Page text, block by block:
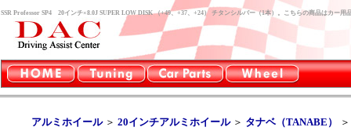
SSR Professor SP4 20インチ×8.0J SUPER LOW DISK （+49、+37、+24） チタンシルバー（1本）。こちらの商品はカー用
アルミホイール＞ 20インチアルミホイール＞ タナベ（TANABE）